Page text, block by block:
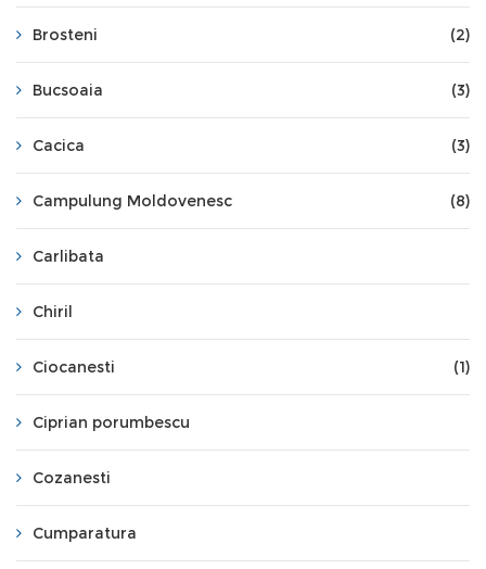
Brosteni (2)
Bucsoaia (3)
Cacica (3)
Campulung Moldovenesc (8)
Carlibata
Chiril
Ciocanesti (1)
Ciprian porumbescu
Cozanesti
Cumparatura